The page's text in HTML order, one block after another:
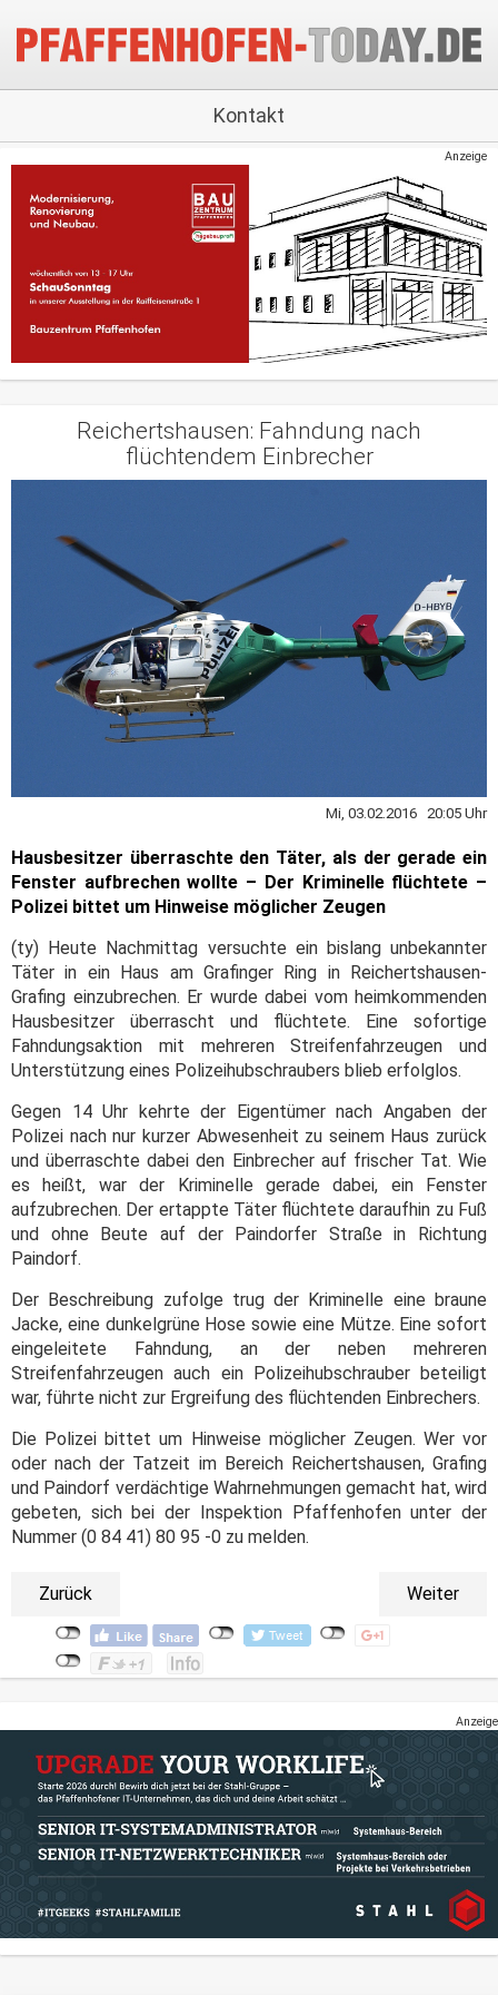
Kontakt
Anzeige
Reichertshausen: Fahndung nach
flüchtendem Einbrecher
Mi, 03.02.2016 20:05 Uhr
Hausbesitzer überraschte den Täter, als der gerade ein
Fenster aufbrechen wollte – Der Kriminelle flüchtete –
Polizei bittet um Hinweise möglicher Zeugen
(ty) Heute Nachmittag versuchte ein bislang unbekannter
Täter in ein Haus am Grafinger Ring in Reichertshausen-
Grafing einzubrechen. Er wurde dabei vom heimkommenden
Hausbesitzer überrascht und flüchtete. Eine sofortige
Fahndungsaktion mit mehreren Streifenfahrzeugen und
Unterstützung eines Polizeihubschraubers blieb erfolglos.
Gegen 14 Uhr kehrte der Eigentümer nach Angaben der
Polizei nach nur kurzer Abwesenheit zu seinem Haus zurück
und überraschte dabei den Einbrecher auf frischer Tat. Wie
es heißt, war der Kriminelle gerade dabei, ein Fenster
aufzubrechen. Der ertappte Täter flüchtete daraufhin zu Fuß
und ohne Beute auf der Paindorfer Straße in Richtung
Paindorf.
Der Beschreibung zufolge trug der Kriminelle eine braune
Jacke, eine dunkelgrüne Hose sowie eine Mütze. Eine sofort
eingeleitete Fahndung, an der neben mehreren
Streifenfahrzeugen auch ein Polizeihubschrauber beteiligt
war, führte nicht zur Ergreifung des flüchtenden Einbrechers.
Die Polizei bittet um Hinweise möglicher Zeugen. Wer vor
oder nach der Tatzeit im Bereich Reichertshausen, Grafing
und Paindorf verdächtige Wahrnehmungen gemacht hat, wird
gebeten, sich bei der Inspektion Pfaffenhofen unter der
Nummer (0 84 41) 80 95 -0 zu melden.
Zurück Weiter
Anzeige